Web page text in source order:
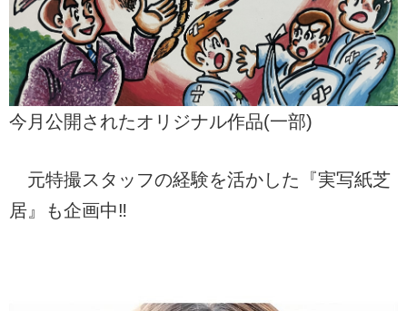
今月公開されたオリジナル作品(一部)
元特撮スタッフの経験を活かした『実写紙芝
居』も企画中‼︎